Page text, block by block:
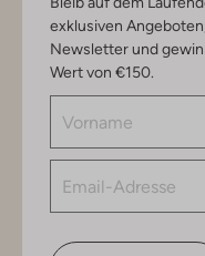
exklusiven
Newsletter und
Wert von €150.